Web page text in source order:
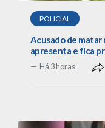
POLICIAL
Acusado de matar
apresenta e fica
Há 3 horas